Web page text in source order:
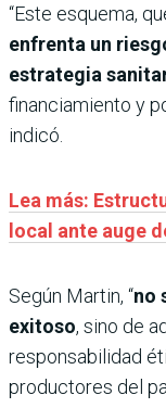
“Este esquema,
enfrenta un
estrategia
financiamiento y
indicó.
Lea más:
local ante auge
Según Martin, “no
exitoso, sino de
responsabilidad
productores del